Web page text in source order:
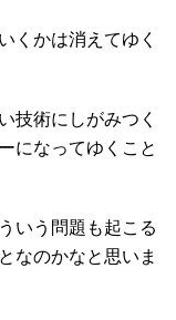
くかは消えてゆく
技術にしがみつく
になってゆくこと
いう問題も起こる
なのかなと思いま